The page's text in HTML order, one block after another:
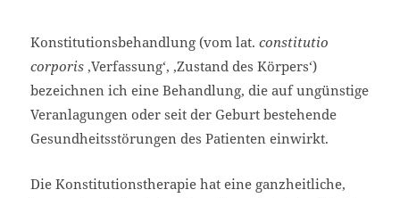
Konstitutionsbehandlung (vom lat.constitutio
corporis ‚Verfassung‘, ‚Zustand des Körpers‘)
bezeichnen ich eine Behandlung, die auf ungünstige
Veranlagungen oder seit der Geburt bestehende
Gesundheitsstörungen des Patienten einwirkt.
Die Konstitutionstherapie hat eine ganzheitliche,